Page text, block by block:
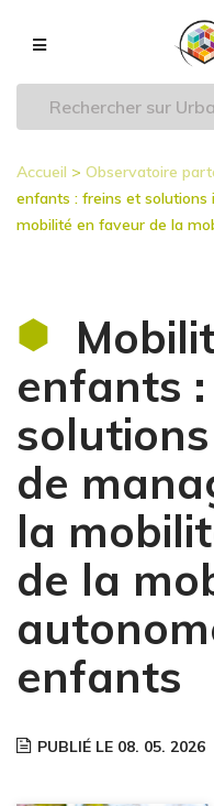
principal
Navigation
principale
Fil
d'Ariane
Accueil Observatoire
enfants : freins et
mobilité en faveur de la
enfants
de
la
de la
enfants
PUBLIÉ LE 08. 05. 2026